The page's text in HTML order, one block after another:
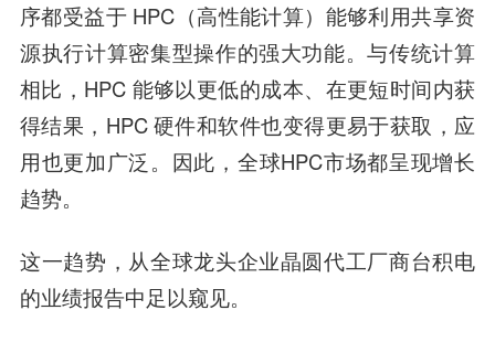
序都受益于 HPC（高性能计算）能够利用共享资
源执行计算密集型操作的强大功能。与传统计算
相比，HPC 能够以更低的成本、在更短时间内获
得结果，HPC 硬件和软件也变得更易于获取，应
用也更加广泛。因此，全球HPC市场都呈现增长
趋势。
这一趋势，从全球龙头企业晶圆代工厂商台积电
的业绩报告中足以窥见。